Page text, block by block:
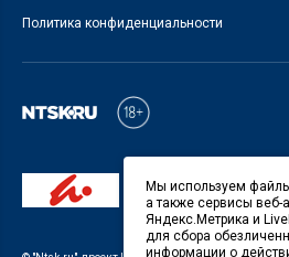
Политика конфиденциальности
Мы используем
а также сервисы веб-
Яндекс.Метрика и
для сбора
информации о